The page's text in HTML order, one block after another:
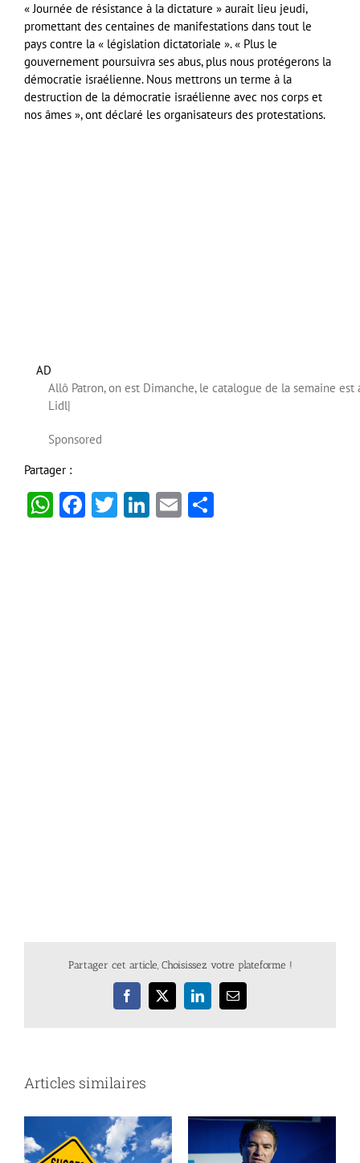
« Journée de résistance à la dictature » aurait lieu jeudi,
promettant des centaines de manifestations dans tout le
pays contre la « législation dictatoriale ». « Plus le
gouvernement poursuivra ses abus, plus nous protégerons la
démocratie israélienne. Nous mettrons un terme à la
destruction de la démocratie israélienne avec nos corps et
nos âmes », ont déclaré les organisateurs des protestations.
AD
Allô Patron, on est Dimanche, le catalogue de la semaine est
Lidl|
Sponsored
Partager :
WhatsApp
Facebook
Twitter
LinkedIn
Email
Partager cet article, Choisissez votre plateforme !
Facebook
X LinkedInEmail
Articles similaires